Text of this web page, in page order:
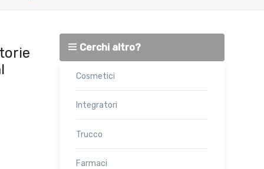
Cerchi altro?
Cosmetici
Integratori
Trucco
Farmaci